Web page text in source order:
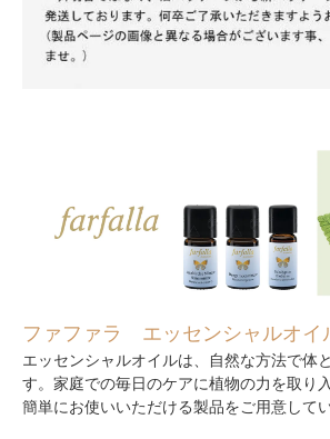
ファファラ エッセンシャルオイ
エッセンシャルオイルは、自然な方法で体
す。家庭での毎日のケアに植物の力を取り
簡単にお使いいただける製品をご用意してい